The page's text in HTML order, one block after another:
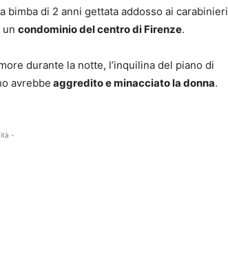
di 2 anni gettata addosso ai carabinieri
condominio del centro di Firenze.
durante la notte, l’inquilina del piano di
avrebbe aggredito e minacciato la donna.
-